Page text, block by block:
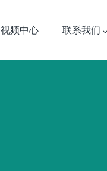
视频中心 联系我们